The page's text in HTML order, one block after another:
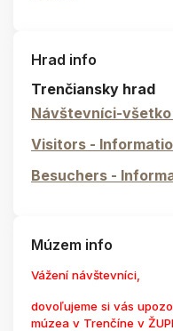
Hrad info
Trenčiansky hrad
Návštevníci-všetko
Visitors -
Besuchers -
Múzem info
Vážení návštevníci,
dovoľujeme si vás
múzea v Trenčíne v